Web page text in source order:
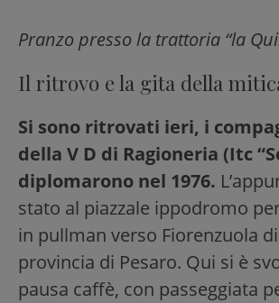
Pranzo presso la trattoria “la
Il ritrovo e la gita della
Si sono ritrovati ieri, i
della V D di Ragioneria (Itc
diplomarono nel 1976.
stato al piazzale ippodromo
in pullman verso Fiorenzuola
provincia di Pesaro. Qui si è
pausa caffè, con passeggiata